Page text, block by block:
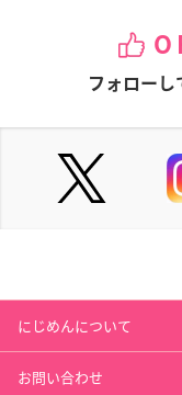
フォローし
にじめんについて
お問い合わせ